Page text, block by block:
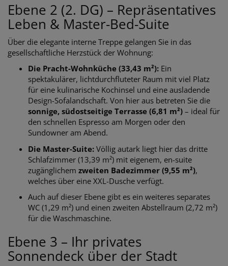
Ebene 2 (2. DG) – Repräsentatives
Leben & Master-Bed-Suite
Über die elegante interne Treppe gelangen Sie in das
gesellschaftliche Herzstück der Wohnung:
Die Pracht-Wohnküche (33,43 m²): Ein
spektakulärer, lichtdurchfluteter Raum mit viel Platz
für eine kulinarische Kochinsel und eine ausladende
Design-Sofalandschaft. Von hier aus betreten Sie die
sonnige, südostseitige Terrasse (6,81 m²) – ideal für
den schnellen Espresso am Morgen oder den
Sundowner am Abend.
Die Master-Suite: Völlig autark liegt hier das dritte
Schlafzimmer (13,39 m²) mit eigenem, en-suite
zugänglichem zweiten Badezimmer (9,55 m²),
welches über eine XXL-Dusche verfügt.
Auch auf dieser Ebene gibt es ein weiteres separates
WC (1,29 m²) und einen zweiten Abstellraum (2,72 m²)
für die Waschmaschine.
Ebene 3 – Ihr privates
Sonnendeck über der Stadt